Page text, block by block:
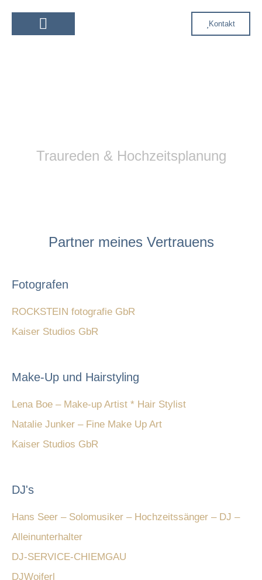
Kontakt
Traureden & Hochzeitsplanung
Partner meines Vertrauens
Fotografen
ROCKSTEIN fotografie GbR
Kaiser Studios GbR
Make-Up und Hairstyling
Lena Boe – Make-up Artist * Hair Stylist
Natalie Junker – Fine Make Up Art
Kaiser Studios GbR
DJ's
Hans Seer – Solomusiker – Hochzeitssänger – DJ –
Alleinunterhalter
DJ-SERVICE-CHIEMGAU
DJWoiferl